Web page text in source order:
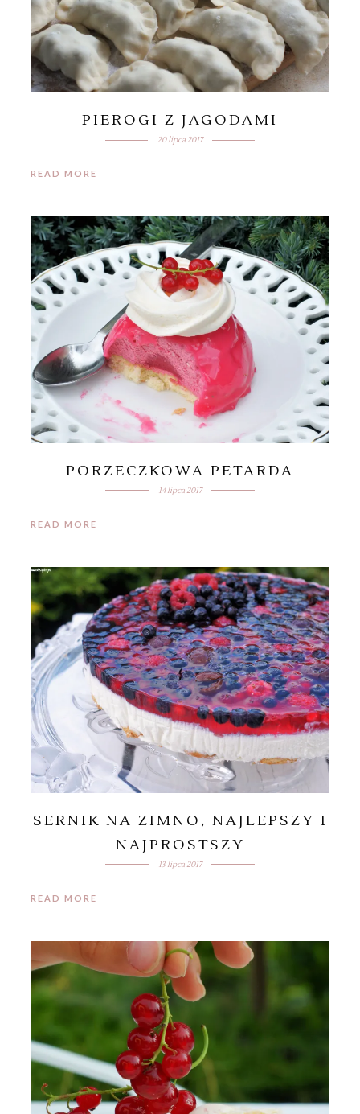
PIEROGI Z JAGODAMI
20 lipca 2017
READ MORE
PORZECZKOWA PETARDA
14 lipca 2017
READ MORE
SERNIK NA ZIMNO, NAJLEPSZY I
NAJPROSTSZY
13 lipca 2017
READ MORE